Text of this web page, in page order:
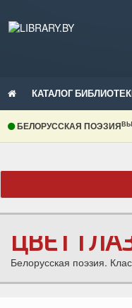
КАТАЛОГ
БЕЛОРУССКАЯ ПОЭЗИЯВЫ
ЦВЕТ
Белорусская поэзия.